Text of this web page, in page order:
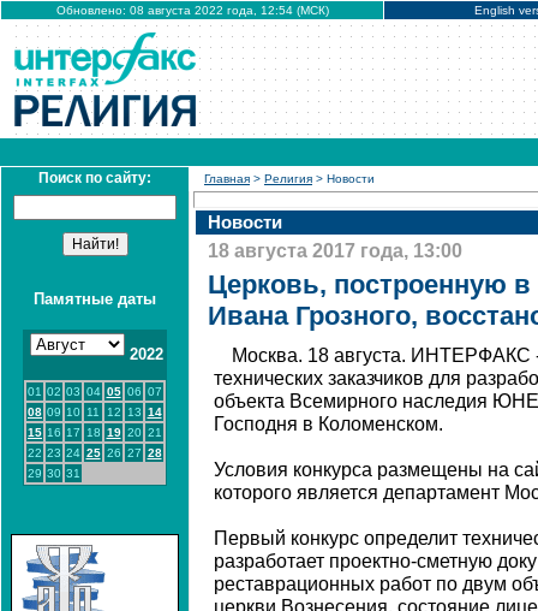
Обновлено: 08 августа 2022 года, 12:54 (МСК) English
Поиск по сайту:
Памятные даты
2022
01 02 03 04 05 06 07
08 09 10 11 12 13 14
15 16 17 18 19 20 21
22 23 24 25 26 27 28
29 30 31
Главная > Религия > Новости
Новости
18 августа 2017 года, 13:00
Церковь, построенную
Ивана Грозного,
Москва. 18 августа. ИНТЕРФАКС
технических заказчиков для
объекта Всемирного наследия
Господня в Коломенском.
Условия конкурса размещены на
которого является департамент
Первый конкурс определит
разработает проектно-сметную
реставрационных работ по двум
церкви Вознесения, состояние